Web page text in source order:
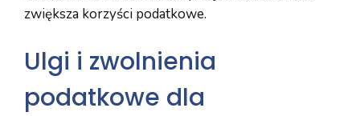
zwiększa korzyści podatkowe.
Ulgi i zwolnienia
podatkowe dla